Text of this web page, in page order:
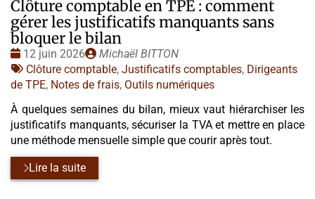
Clôture comptable en TPE : comment
gérer les justificatifs manquants sans
bloquer le bilan
Date
:
12 juin 2026
Publié
par
Michaël BITTON
Tags
:
Clôture comptable, Justificatifs comptables, Dirigeants
de TPE, Notes de frais, Outils numériques
À quelques semaines du bilan, mieux vaut hiérarchiser les
justificatifs manquants, sécuriser la TVA et mettre en place
une méthode mensuelle simple que courir après tout.
Lire la suite